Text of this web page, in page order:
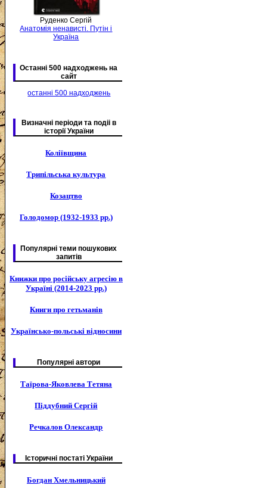
Руденко Сергій
Анатомія ненависті. Путін і
Україна
Останні 500 надходжень на
сайт
останні 500 надходжень
Визначні періоди та подіі в
історії України
Коліївщина
Трипільська культура
Козацтво
Голодомор (1932-1933 рр.)
Популярні теми пошукових
запитів
Книжки про російську агресію в
Україні (2014-2023 рр.)
Книги про гетьманів
Українсько-польські відносини
Популярні автори
Таїрова-Яковлева Тетяна
Піддубний Сергій
Речкалов Олександр
Історичні постаті України
Богдан Хмельницький